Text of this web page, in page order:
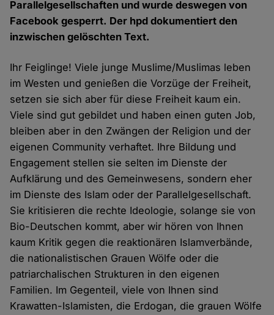
Parallelgesellschaften und wurde deswegen von
Facebook gesperrt. Der hpd dokumentiert den
inzwischen gelöschten Text.
Ihr Feiglinge! Viele junge Muslime/Muslimas leben
im Westen und genießen die Vorzüge der Freiheit,
setzen sie sich aber für diese Freiheit kaum ein.
Viele sind gut gebildet und haben einen guten Job,
bleiben aber in den Zwängen der Religion und der
eigenen Community verhaftet. Ihre Bildung und
Engagement stellen sie selten im Dienste der
Aufklärung und des Gemeinwesens, sondern eher
im Dienste des Islam oder der Parallelgesellschaft.
Sie kritisieren die rechte Ideologie, solange sie von
Bio-Deutschen kommt, aber wir hören von Ihnen
kaum Kritik gegen die reaktionären Islamverbände,
die nationalistischen Grauen Wölfe oder die
patriarchalischen Strukturen in den eigenen
Familien. Im Gegenteil, viele von Ihnen sind
Krawatten-Islamisten, die Erdogan, die grauen Wölfe